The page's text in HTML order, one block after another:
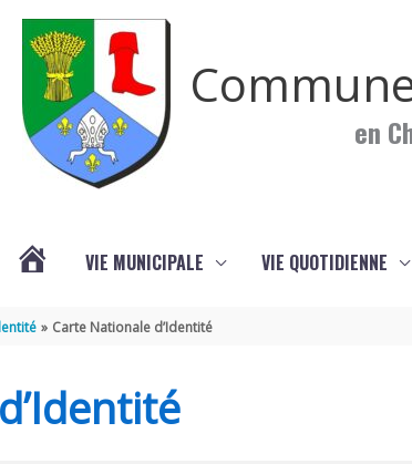
en
VIE MUNICIPALE VIE QUOTIDIENNE
Carte Nationale d’Identité